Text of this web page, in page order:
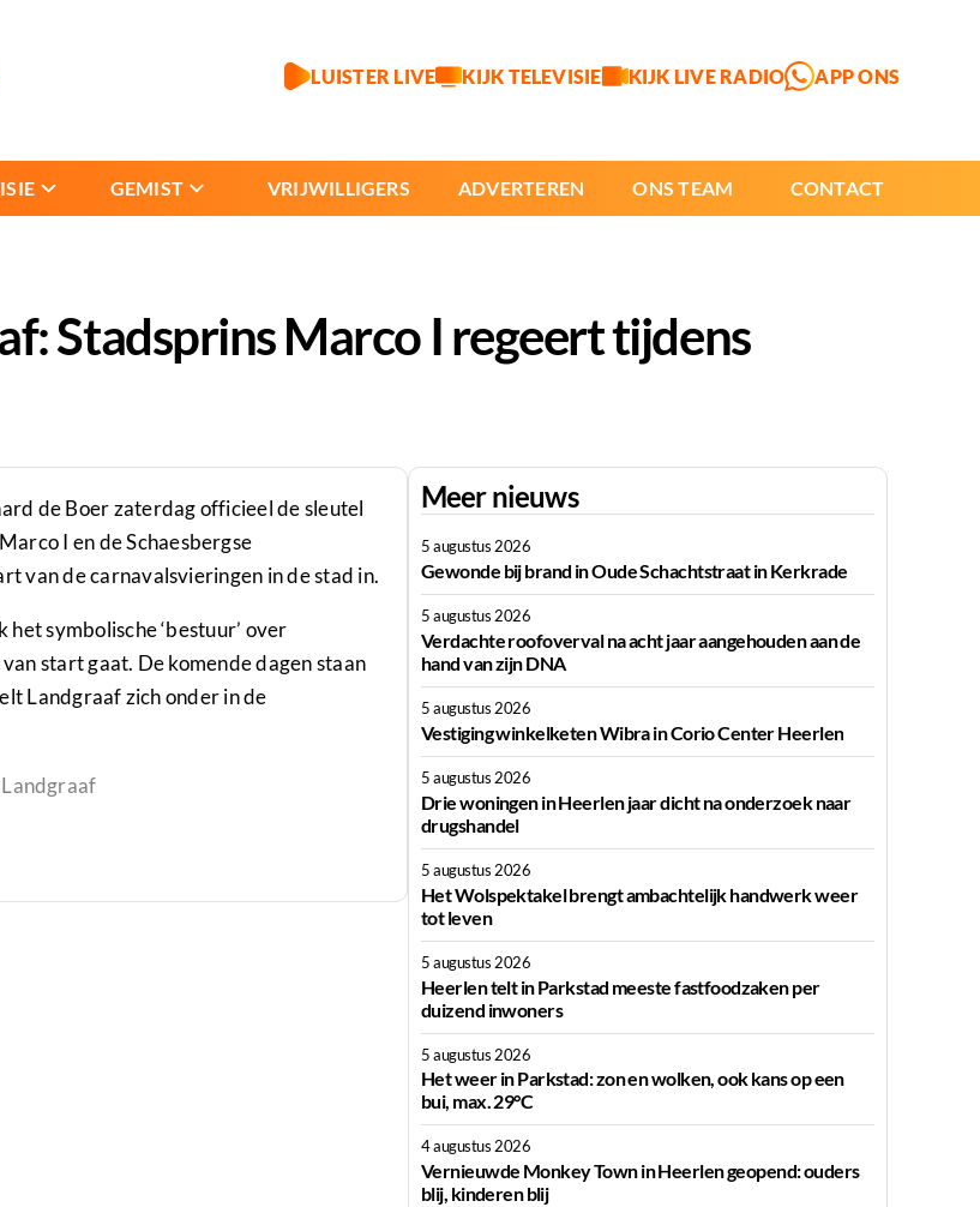
LUISTER LIVE KIJK TELEVISIE KIJK LIVE RADIO APP ONS
GEMIST VRIJWILLIGERS ADVERTEREN ONS TEAM CONTACT
Stadsprins Marco I regeert tijdens
de Boer zaterdag officieel de sleutel
I en de Schaesbergse
van de carnavalsvieringen in de stad in.
symbolische ‘bestuur’ over
start gaat. De komende dagen staan
Landgraaf zich onder in de
Meer nieuws
5 augustus 2026
Gewonde bij brand in Oude Schachtstraat in Kerkrade
5 augustus 2026
Verdachte roofoverval na acht jaar aangehouden aan de
hand van zijn DNA
5 augustus 2026
Vestiging winkelketen Wibra in Corio Center Heerlen
5 augustus 2026
Drie woningen in Heerlen jaar dicht na onderzoek naar
drugshandel
5 augustus 2026
Het Wolspektakel brengt ambachtelijk handwerk weer
tot leven
5 augustus 2026
Heerlen telt in Parkstad meeste fastfoodzaken per
duizend inwoners
5 augustus 2026
Het weer in Parkstad: zon en wolken, ook kans op een
bui, max. 29°C
4 augustus 2026
Vernieuwde Monkey Town in Heerlen geopend: ouders
blij, kinderen blij